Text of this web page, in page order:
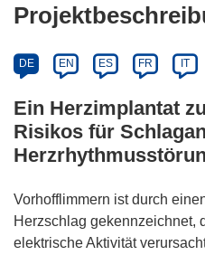
DE EN ES FR IT
Ein Herzimplantat
Risikos für
Vorhofflimmern ist durch
Herzschlag gekennzeichnet,
elektrische Aktivität